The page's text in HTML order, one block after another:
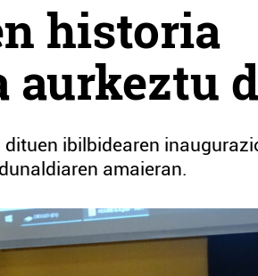
historia
aurkeztu
ibilbidearen
amaieran.